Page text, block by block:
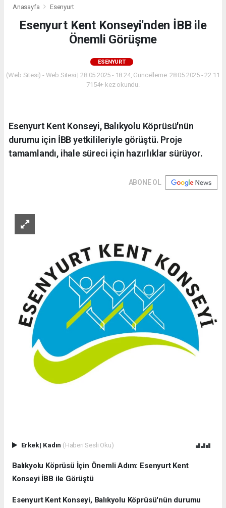
Anasayfa Esenyurt
Esenyurt Kent Konseyi'nden İBB ile
Önemli Görüşme
ESENYURT
(Web Sitesi) - Web Sitesi | 28.05.2025 - 18:24, Güncelleme: 28.05.2025 - 22:11
7154+ kez okundu.
Esenyurt Kent Konseyi, Balıkyolu Köprüsü'nün
durumu için İBB yetkilileriyle görüştü. Proje
tamamlandı, ihale süreci için hazırlıklar sürüyor.
ABONE OL
Erkek| Kadın (Haberi Sesli Oku)
Balıkyolu Köprüsü İçin Önemli Adım: Esenyurt Kent
Konseyi İBB ile Görüştü
Esenyurt Kent Konseyi, Balıkyolu Köprüsü'nün durumu